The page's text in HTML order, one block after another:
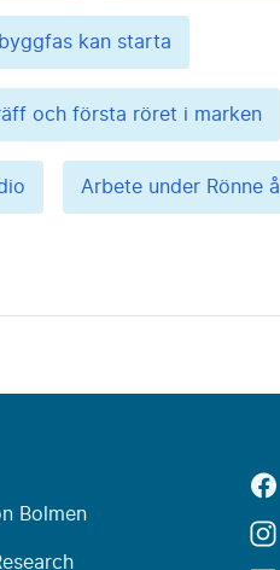
kan starta
och första röret i marken
Arbete under Rönne å
Bolmen